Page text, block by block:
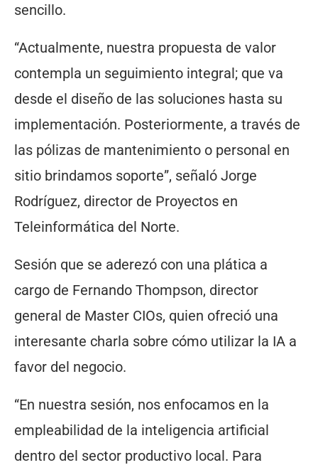
sencillo.
“Actualmente, nuestra propuesta de valor
contempla un seguimiento integral; que va
desde el diseño de las soluciones hasta su
implementación. Posteriormente, a través de
las pólizas de mantenimiento o personal en
sitio brindamos soporte”, señaló Jorge
Rodríguez, director de Proyectos en
Teleinformática del Norte.
Sesión que se aderezó con una plática a
cargo de Fernando Thompson, director
general de Master CIOs, quien ofreció una
interesante charla sobre cómo utilizar la IA a
favor del negocio.
“En nuestra sesión, nos enfocamos en la
empleabilidad de la inteligencia artificial
dentro del sector productivo local. Para